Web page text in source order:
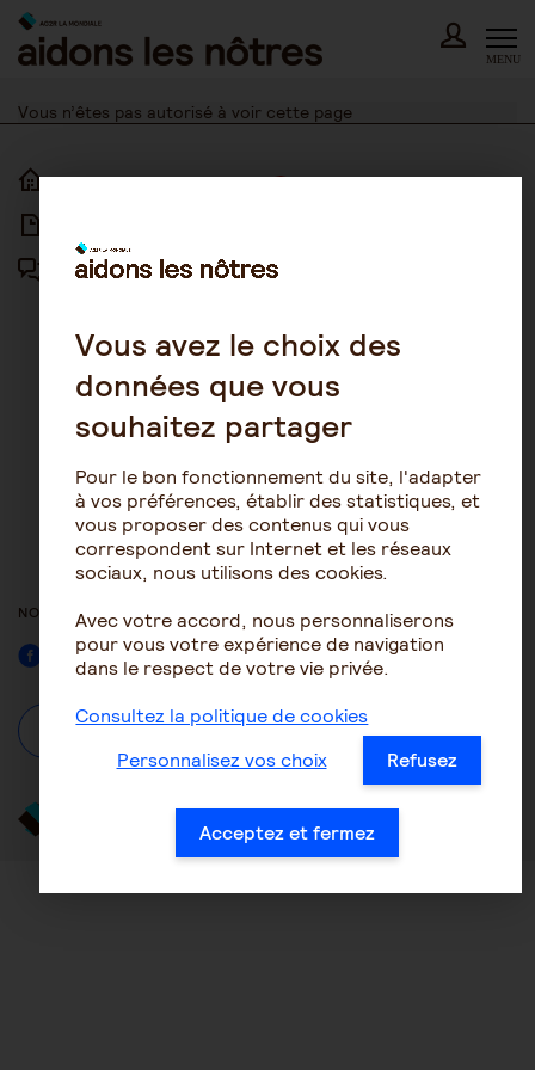
Skip
content
MENU
Vous n’êtes pas autorisé à voir cette page
ACCUEIL
FORUM
PLAN DU SITE
D’UTILISATION
POLITIQUE DE PROTECTION DES
GESTION DES COOKIES
ACCESSIBILITÉ : NON
CONFORME
NOUS SUIVRE
Facebook
À propos Se connecter / S'inscrire
Vous avez le choix des
données que vous
souhaitez partager
Pour le bon fonctionnement du site, l'adapter
à vos préférences, établir des statistiques, et
vous proposer des contenus qui vous
correspondent sur Internet et les réseaux
sociaux, nous utilisons des cookies.
Avec votre accord, nous personnaliserons
pour vous votre expérience de navigation
dans le respect de votre vie privée.
Consultez la politique de cookies
Personnalisez vos choix
Refusez
Acceptez et fermez